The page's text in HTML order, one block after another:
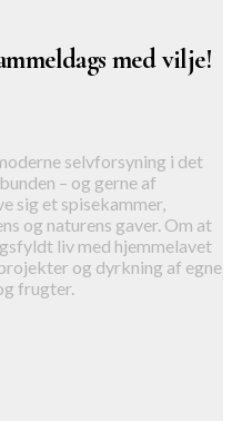
med vilje!
selvforsyning i det
– og gerne af
sig et spisekammer,
og naturens gaver. Om at
liv med hjemmelavet
og dyrkning af egne
frugter.